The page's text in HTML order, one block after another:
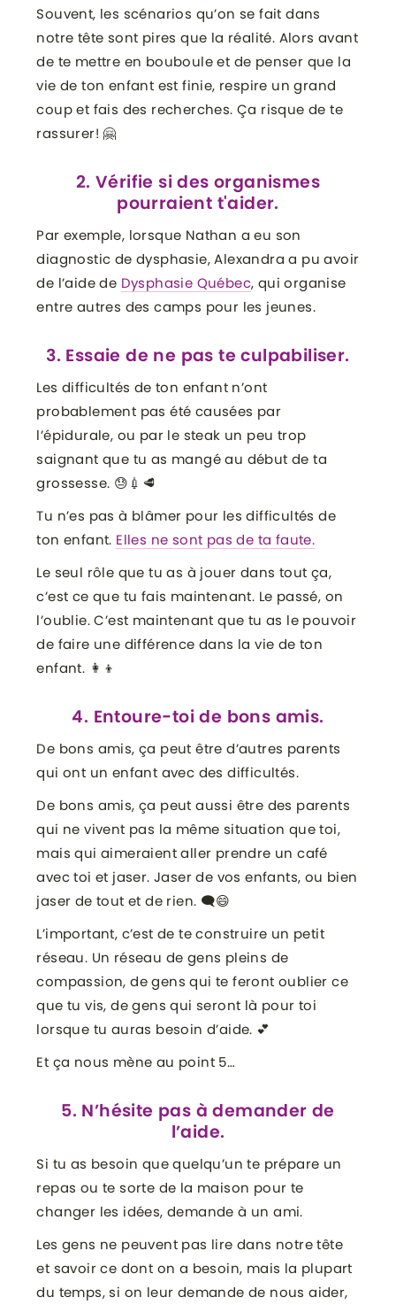
Souvent, les scénarios qu’on se fait dans
notre tête sont pires que la réalité. Alors avant
de te mettre en bouboule et de penser que la
vie de ton enfant est finie, respire un grand
coup et fais des recherches. Ça risque de te
rassurer! 🤗
2. Vérifie si des organismes
pourraient t'aider.
Par exemple, lorsque Nathan a eu son
diagnostic de dysphasie, Alexandra a pu avoir
de l’aide de Dysphasie Québec, qui organise
entre autres des camps pour les jeunes.
3. Essaie de ne pas te culpabiliser.
Les difficultés de ton enfant n’ont
probablement pas été causées par
l’épidurale, ou par le steak un peu trop
saignant que tu as mangé au début de ta
grossesse. 😓💉🥩
Tu n’es pas à blâmer pour les difficultés de
ton enfant. Elles ne sont pas de ta faute.
Le seul rôle que tu as à jouer dans tout ça,
c’est ce que tu fais maintenant. Le passé, on
l’oublie. C’est maintenant que tu as le pouvoir
de faire une différence dans la vie de ton
enfant. 👩‍👦
4. Entoure-toi de bons amis.
De bons amis, ça peut être d’autres parents
qui ont un enfant avec des difficultés.
De bons amis, ça peut aussi être des parents
qui ne vivent pas la même situation que toi,
mais qui aimeraient aller prendre un café
avec toi et jaser. Jaser de vos enfants, ou bien
jaser de tout et de rien. 🗨😄
L’important, c’est de te construire un petit
réseau. Un réseau de gens pleins de
compassion, de gens qui te feront oublier ce
que tu vis, de gens qui seront là pour toi
lorsque tu auras besoin d’aide. 💕
Et ça nous mène au point 5…
5. N’hésite pas à demander de
l’aide.
Si tu as besoin que quelqu’un te prépare un
repas ou te sorte de la maison pour te
changer les idées, demande à un ami.
Les gens ne peuvent pas lire dans notre tête
et savoir ce dont on a besoin, mais la plupart
du temps, si on leur demande de nous aider,